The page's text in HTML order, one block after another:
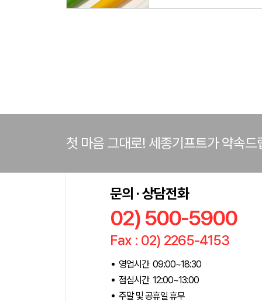
첫 마음 그대로! 세종기프트가 약속드
문의 · 상담전화
02) 500-5900
Fax : 02) 2265-4153
영업시간 09:00~18:30
점심시간 12:00~13:00
주말 및 공휴일 휴무